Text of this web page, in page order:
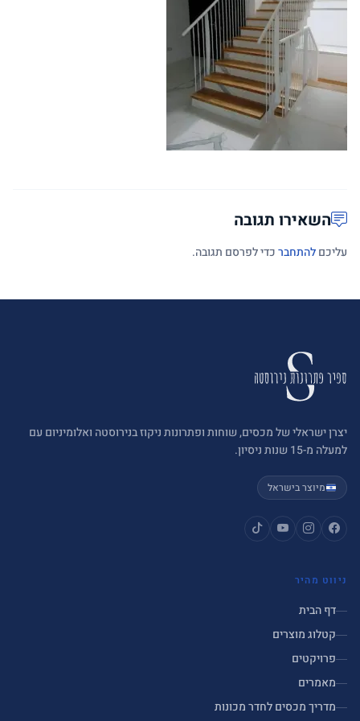
השאירו תגובה
עליכםלהתחברכדי לפרסם תגובה.
יצרן ישראלי של מכסים, שוחות ופתרונות ניקוז בנירוסטה ואלומיניום עם
למעלה מ-15 שנות ניסיון.
מיוצר בישראל
ניווט מהיר
דף הבית
קטלוג מוצרים
פרויקטים
מאמרים
מדריך מכסים לחדר מכונות